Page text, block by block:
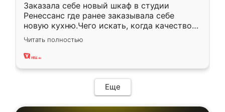
Заказала себе новый шкаф в студии
Ренессанс где ранее заказывала себе
новую кухню.Чего искать, когда качеством
вполне довольна. Служит кухня уже почти
два года, нареканий нет.
Читать полностью
Еще